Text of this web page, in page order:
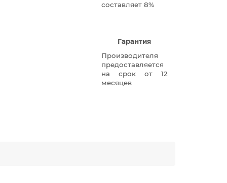
составляет 8%
Гарантия
Производителя
предоставляется
на срок от 12
месяцев